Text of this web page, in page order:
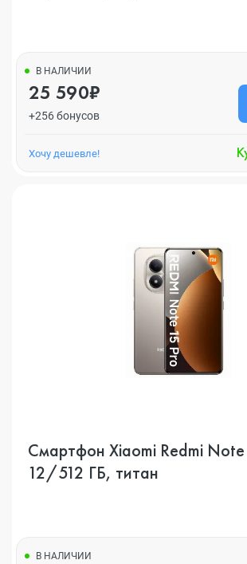
В НАЛИЧИИ
25 590₽
+256 бонусов
Хочу дешевле!
Смартфон Xiaomi Redmi
12/512 ГБ, титан
В НАЛИЧИИ